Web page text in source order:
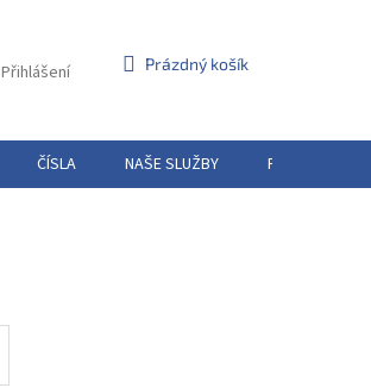
Přihlášení
NÁKUPNÍ
Prázdný košík
ČÍSLA NAŠE SLUŽBY PŮJČOVNA